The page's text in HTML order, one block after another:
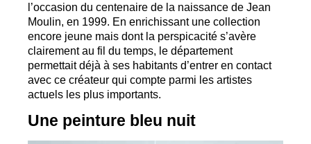
l’occasion du centenaire de la naissance de Jean
Moulin, en 1999. En enrichissant une collection
encore jeune mais dont la perspicacité s’avère
clairement au fil du temps, le département
permettait déjà à ses habitants d’entrer en contact
avec ce créateur qui compte parmi les artistes
actuels les plus importants.
Une peinture bleu nuit